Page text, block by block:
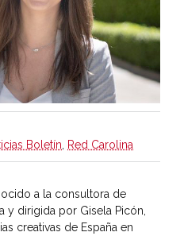
Boletín Red Carolina
a la consultora de
y dirigida por Gisela Picón,
creativas de España en